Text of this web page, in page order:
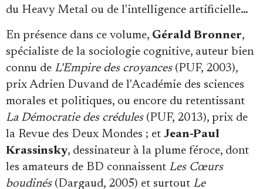
du Heavy Metal ou de l'intelligence artificielle…
En présence dans ce volume, Gérald Bronner,
spécialiste de la sociologie cognitive, auteur bien
connu de L'Empire des croyances(PUF, 2003),
prix Adrien Duvand de l'Académie des sciences
morales et politiques, ou encore du retentissant
La Démocratie des crédules(PUF, 2013), prix de
la Revue des Deux Mondes ; et Jean-Paul
Krassinsky, dessinateur à la plume féroce, dont
les amateurs de BD connaissent Les Cœurs
boudinés(Dargaud, 2005) et surtout Le